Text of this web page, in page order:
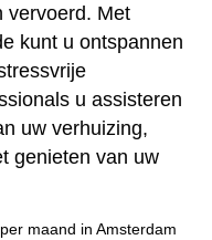
vervoerd. Met
kunt u ontspannen
u assisteren
uw verhuizing,
genieten van uw
maand in Amsterdam